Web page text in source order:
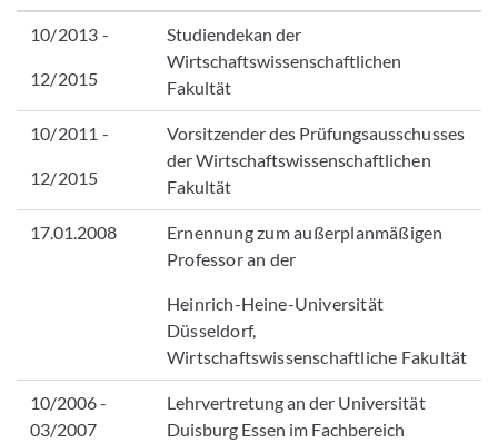
10/2013 -
12/2015
Studiendekan der
Wirtschaftswissenschaftlichen
Fakultät
10/2011 -
12/2015
Vorsitzender des Prüfungsausschusses
der Wirtschaftswissenschaftlichen
Fakultät
17.01.2008
Ernennung zum außerplanmäßigen
Professor an der
Heinrich-Heine-Universität
Düsseldorf,
Wirtschaftswissenschaftliche Fakultät
10/2006 -
03/2007
Lehrvertretung an der Universität
Duisburg Essen im Fachbereich